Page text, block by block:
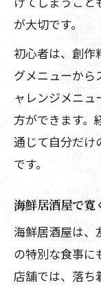
が大切です。
初心者は、創作
グメニューから
ャレンジメニュ
方ができます。
通じて自分だけ
です。
海鮮居酒屋で寛
海鮮居酒屋は、
の特別な食事に
店舗では、落ち